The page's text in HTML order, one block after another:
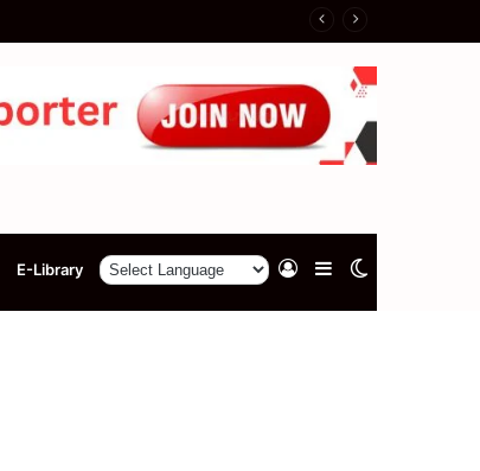
E-Library Sidebar
Log